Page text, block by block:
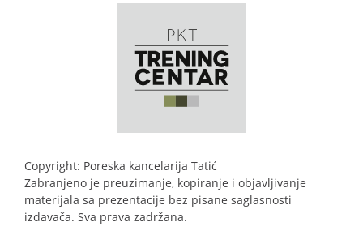
Copyright: Poreska kancelarija Tatić
Zabranjeno je preuzimanje, kopiranje i objavljivanje
materijala sa prezentacije bez pisane saglasnosti
izdavača. Sva prava zadržana.